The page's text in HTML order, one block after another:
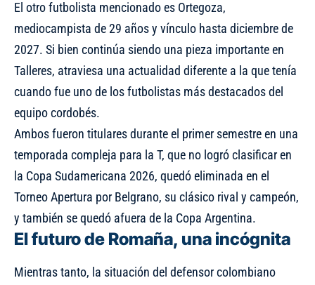
El otro futbolista mencionado es Ortegoza,
mediocampista de 29 años y vínculo hasta diciembre de
2027. Si bien continúa siendo una pieza importante en
Talleres, atraviesa una actualidad diferente a la que tenía
cuando fue uno de los futbolistas más destacados del
equipo cordobés.
Ambos fueron titulares durante el primer semestre en una
temporada compleja para la T, que no logró clasificar en
la Copa Sudamericana 2026, quedó eliminada en el
Torneo Apertura por Belgrano, su clásico rival y campeón,
y también se quedó afuera de la Copa Argentina.
El futuro de Romaña, una incógnita
Mientras tanto, la situación del defensor colombiano